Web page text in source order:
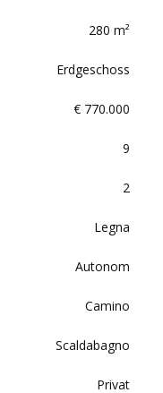
280 m²
Erdgeschoss
€ 770.000
9
2
Legna
Autonom
Camino
Scaldabagno
Privat